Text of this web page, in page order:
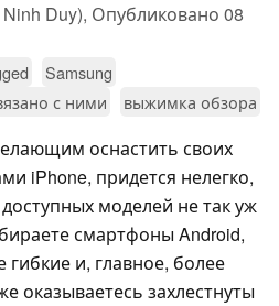
Ninh Duy), Опубликовано 08
Samsung
с ними
выжимка обзора
оснастить своих
iPhone, придется нелегко,
моделей не так уж
смартфоны Android,
и, главное, более
оказываетесь захлестнуты